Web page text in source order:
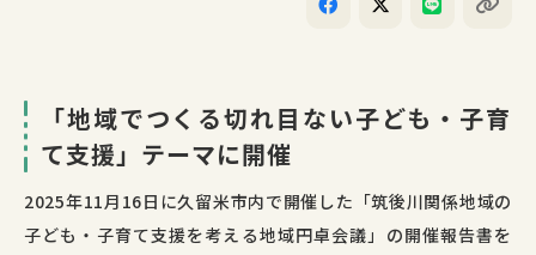
「地域でつくる切れ目ない子ども・子育
て支援」テーマに開催
2025年11月16日に久留米市内で開催した「筑後川関係地域の
子ども・子育て支援を考える地域円卓会議」の開催報告書を